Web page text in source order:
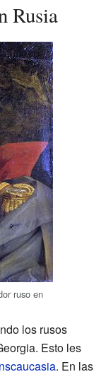
Rusia
ruso en
los rusos
Esto les
. En las